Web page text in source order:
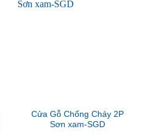
Cửa Gỗ Chống Cháy 2P
Sơn xam-SGD